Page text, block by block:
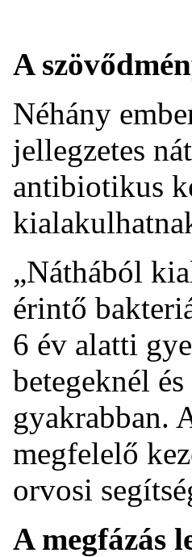
A
Néhány
jellegzetes
antibiotikus
„Náthából
érintő
6 év alatti
betegeknél
gyakrabban.
megfelelő
orvosi
A megfázás